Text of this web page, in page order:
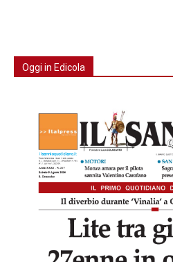
Oggi in Edicola